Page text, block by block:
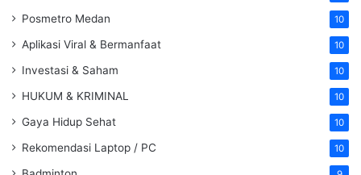
Posmetro Medan 10
Aplikasi Viral & Bermanfaat 10
Investasi & Saham 10
HUKUM & KRIMINAL 10
Gaya Hidup Sehat 10
Rekomendasi Laptop / PC 10